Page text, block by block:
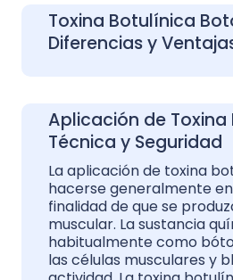
Toxina Botulínica
Diferencias y
Aplicación de
Técnica y Seguridad
La aplicación de toxina
hacerse generalmente
finalidad de que se
muscular. La sustancia
habitualmente como
las células musculares y